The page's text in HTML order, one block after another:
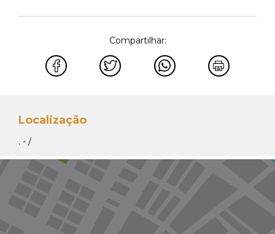
Compartilhar:
Localização
. - /